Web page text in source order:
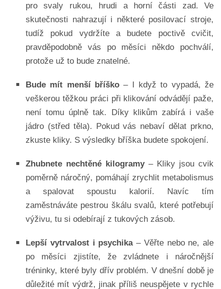
pro svaly rukou, hrudi a horní části zad. Ve
skutečnosti nahrazují i některé posilovací stroje,
tudíž pokud vydržíte a budete poctivě cvičit,
pravděpodobně vás po měsíci někdo pochválí,
protože už to bude znatelné.
Bude mít menší bříško – I když to vypadá, že
veškerou těžkou práci při klikování odvádějí paže,
není tomu úplně tak. Díky klikům zabírá i vaše
jádro (střed těla). Pokud vás nebaví dělat prkno,
zkuste kliky. S výsledky bříška budete spokojení.
Zhubnete nechtěné kilogramy– Kliky jsou cvik
poměrně náročný, pomáhají zrychlit metabolismus
a spalovat spoustu kalorií. Navíc tím
zaměstnáváte pestrou škálu svalů, které potřebují
výživu, tu si odebírají z tukových zásob.
Lepší vytrvalost i psychika – Věřte nebo ne, ale
po měsíci zjistíte, že zvládnete i náročnější
tréninky, které byly dřív problém. V dnešní době je
důležité mít výdrž, jinak příliš neuspějete v rychle